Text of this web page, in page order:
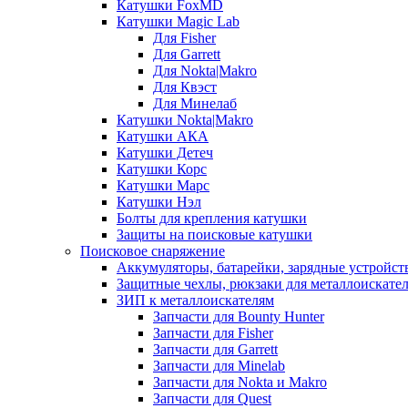
Катушки FoxMD
Катушки Magic Lab
Для Fisher
Для Garrett
Для Nokta|Makro
Для Квэст
Для Минелаб
Катушки Nokta|Makro
Катушки АКА
Катушки Детеч
Катушки Корс
Катушки Марс
Катушки Нэл
Болты для крепления катушки
Защиты на поисковые катушки
Поисковое снаряжение
Аккумуляторы, батарейки, зарядные
Защитные чехлы, рюкзаки для
ЗИП к металлоискателям
Запчасти для Bounty Hunter
Запчасти для Fisher
Запчасти для Garrett
Запчасти для Minelab
Запчасти для Nokta и Makro
Запчасти для Quest